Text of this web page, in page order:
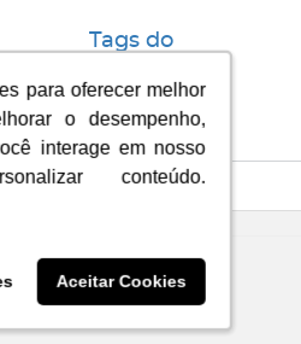
para oferecer melhor
o desempenho,
interage em nosso
conteúdo.
Aceitar Cookies
para oferecer melhor
o desempenho,
interage em nosso
conteúdo.
Aceitar Cookies
Tags do